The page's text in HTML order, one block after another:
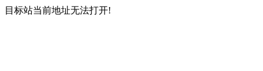
目标站当前地址无法打开!